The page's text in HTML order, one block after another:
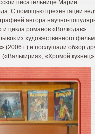
писательнице Марии
С помощью презентации
автора научно-
цикла романов «Волкодав».
из художественного
г.) и послушали обзор
«Хромой